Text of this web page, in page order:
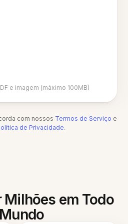
e imagem (máximo 100MB)
com nossos Termos de Serviço e
de Privacidade.
em Todo